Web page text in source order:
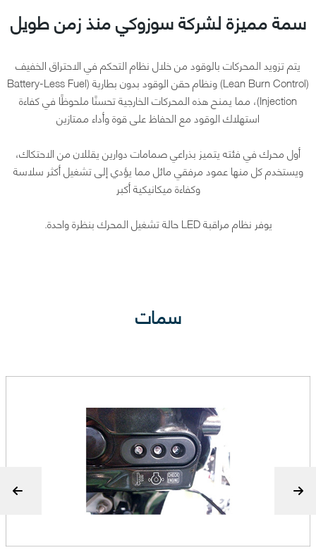
سمة مميزة لشركة سوزوكي منذ زمن طويل
يتم تزويد المحركات بالوقود من خلال نظام التحكم في الاحتراق الخفيف
(Lean Burn Control) ونظام حقن الوقود بدون بطارية (Battery-Less Fuel
Injection)، مما يمنح هذه المحركات الخارجية تحسنًا ملحوظًا في كفاءة
استهلاك الوقود مع الحفاظ على قوة وأداء ممتازين
أول محرك في فئته يتميز بذراعي صمامات دوارين يقللان من الاحتكاك،
ويستخدم كل منها عمود مرفقي مائل مما يؤدي إلى تشغيل أكثر سلاسة
وكفاءة ميكانيكية أكبر
يوفر نظام مراقبة LED حالة تشغيل المحرك بنظرة واحدة.
سمات